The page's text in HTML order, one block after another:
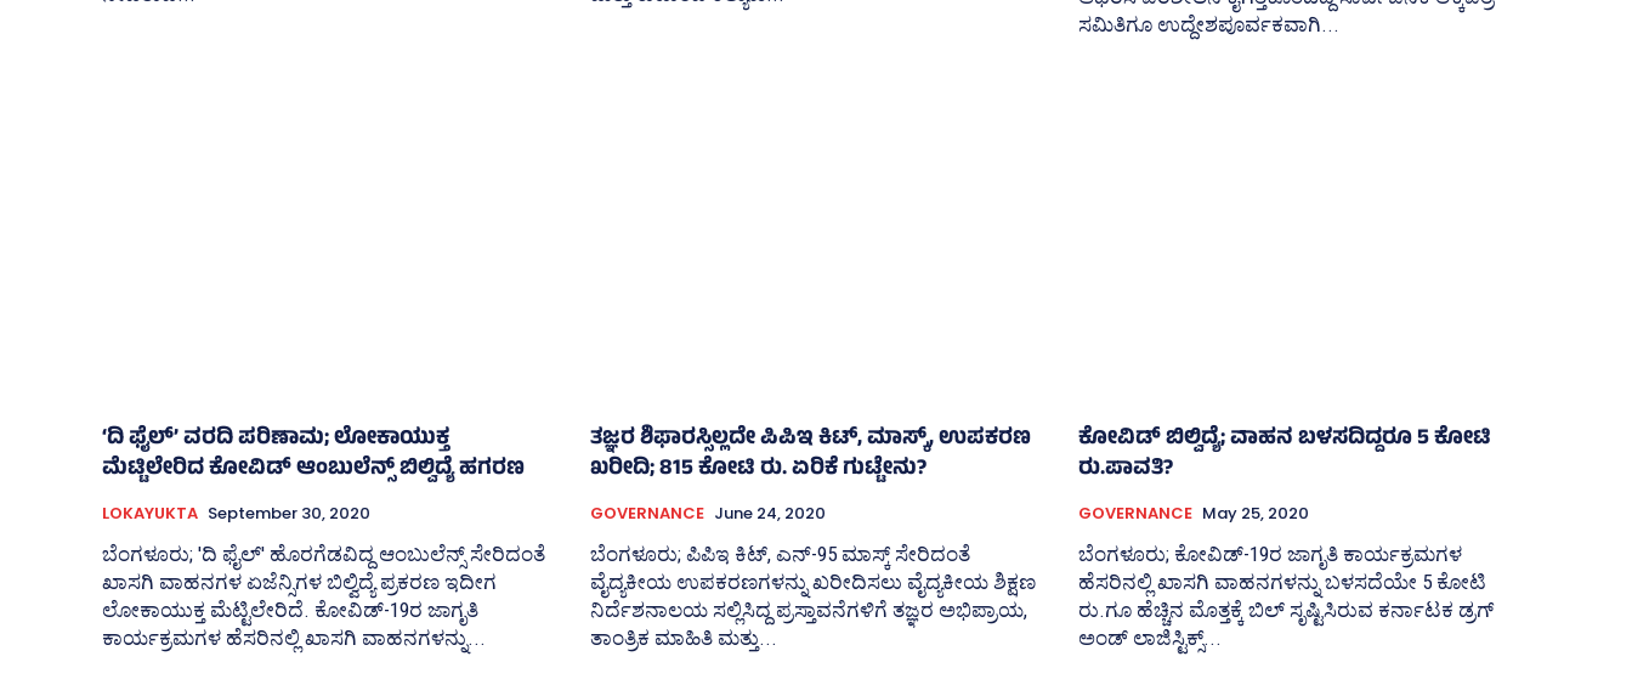
ಸಮಿತಿಗೂ ಉದ್ದೇಶಪೂರ್ವಕವಾಗಿ...
‘ದಿ ಫೈಲ್‌’ ವರದಿ ಪರಿಣಾಮ; ಲೋಕಾಯುಕ್ತ
ಮೆಟ್ಟಿಲೇರಿದ ಕೋವಿಡ್‌ ಆಂಬುಲೆನ್ಸ್‌ ಬಿಲ್ವಿದ್ಯೆ ಹಗರಣ
LOKAYUKTA September 30, 2020
ಬೆಂಗಳೂರು; 'ದಿ ಫೈಲ್‌' ಹೊರಗೆಡವಿದ್ದ ಆಂಬುಲೆನ್ಸ್‌ ಸೇರಿದಂತೆ
ಖಾಸಗಿ ವಾಹನಗಳ ಏಜೆನ್ಸಿಗಳ ಬಿಲ್ವಿದ್ಯೆ ಪ್ರಕರಣ ಇದೀಗ
ಲೋಕಾಯುಕ್ತ ಮೆಟ್ಟಿಲೇರಿದೆ. ಕೋವಿಡ್‌-19ರ ಜಾಗೃತಿ
ಕಾರ್ಯಕ್ರಮಗಳ ಹೆಸರಿನಲ್ಲಿ ಖಾಸಗಿ ವಾಹನಗಳನ್ನು...
ತಜ್ಞರ ಶಿಫಾರಸ್ಸಿಲ್ಲದೇ ಪಿಪಿಇ ಕಿಟ್‌, ಮಾಸ್ಕ್‌, ಉಪಕರಣ
ಖರೀದಿ; 815 ಕೋಟಿ ರು. ಏರಿಕೆ ಗುಟ್ಟೇನು?
GOVERNANCE June 24, 2020
ಬೆಂಗಳೂರು; ಪಿಪಿಇ ಕಿಟ್‌, ಎನ್‌-95 ಮಾಸ್ಕ್‌ ಸೇರಿದಂತೆ
ವೈದ್ಯಕೀಯ ಉಪಕರಣಗಳನ್ನು ಖರೀದಿಸಲು ವೈದ್ಯಕೀಯ ಶಿಕ್ಷಣ
ನಿರ್ದೆಶನಾಲಯ ಸಲ್ಲಿಸಿದ್ದ ಪ್ರಸ್ತಾವನೆಗಳಿಗೆ ತಜ್ಞರ ಅಭಿಪ್ರಾಯ,
ತಾಂತ್ರಿಕ ಮಾಹಿತಿ ಮತ್ತು...
ಕೋವಿಡ್‌ ಬಿಲ್ವಿದ್ಯೆ; ವಾಹನ ಬಳಸದಿದ್ದರೂ 5 ಕೋಟಿ
ರು.ಪಾವತಿ?
GOVERNANCE May 25, 2020
ಬೆಂಗಳೂರು; ಕೋವಿಡ್‌-19ರ ಜಾಗೃತಿ ಕಾರ್ಯಕ್ರಮಗಳ
ಹೆಸರಿನಲ್ಲಿ ಖಾಸಗಿ ವಾಹನಗಳನ್ನು ಬಳಸದೆಯೇ 5 ಕೋಟಿ
ರು.ಗೂ ಹೆಚ್ಚಿನ ಮೊತ್ತಕ್ಕೆ ಬಿಲ್‌ ಸೃಷ್ಟಿಸಿರುವ ಕರ್ನಾಟಕ ಡ್ರಗ್‌
ಅಂಡ್‌ ಲಾಜಿಸ್ಟಿಕ್ಸ್‌...